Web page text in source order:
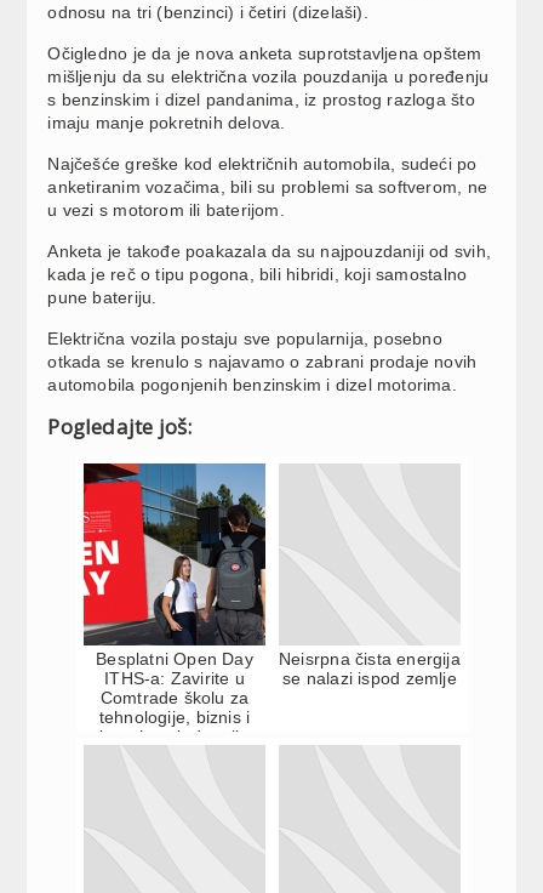
odnosu na tri (benzinci) i četiri (dizelaši).
Očigledno je da je nova anketa suprotstavljena opštem
mišljenju da su električna vozila pouzdanija u poređenju
s benzinskim i dizel pandanima, iz prostog razloga što
imaju manje pokretnih delova.
Najčešće greške kod električnih automobila, sudeći po
anketiranim vozačima, bili su problemi sa softverom, ne
u vezi s motorom ili baterijom.
Anketa je takođe poakazala da su najpouzdaniji od svih,
kada je reč o tipu pogona, bili hibridi, koji samostalno
pune bateriju.
Električna vozila postaju sve popularnija, posebno
otkada se krenulo s najavamo o zabrani prodaje novih
automobila pogonjenih benzinskim i dizel motorima.
Pogledajte još:
Besplatni Open Day
ITHS-a: Zavirite u
Comtrade školu za
tehnologije, biznis i
kreativne industrije
Neisrpna čista energija
se nalazi ispod zemlje